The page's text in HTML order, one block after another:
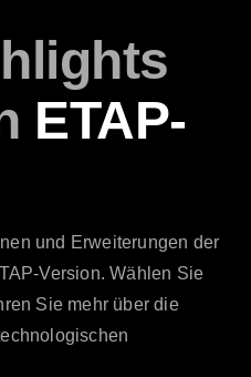
ETAP-
und Erweiterungen der
Version. Wählen Sie
Sie mehr über die